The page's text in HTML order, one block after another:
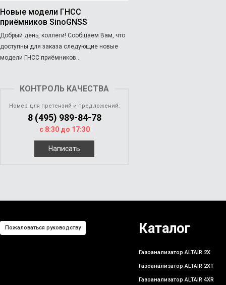
Новые модели ГНСС
приёмников SinoGNSS
Добрый день, коллеги! Сообщаем Вам, что
доступны для заказа следующие новые
модели ГНСС приёмников...
КОНТРОЛЬ КАЧЕСТВА
Номер для претензий и предложений:
8 (495) 989-84-78
с 8:30 до 17:30
Написать
Пожаловаться руководству Каталог
Газоанализатор ALTAIR 2X
Газоанализатор ALTAIR 2XT
Газоанализатор ALTAIR 4XR